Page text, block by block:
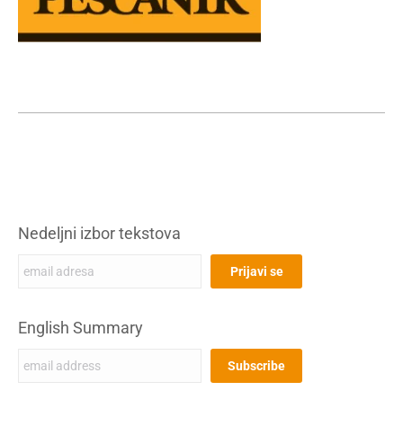
Nedeljni izbor tekstova
English Summary